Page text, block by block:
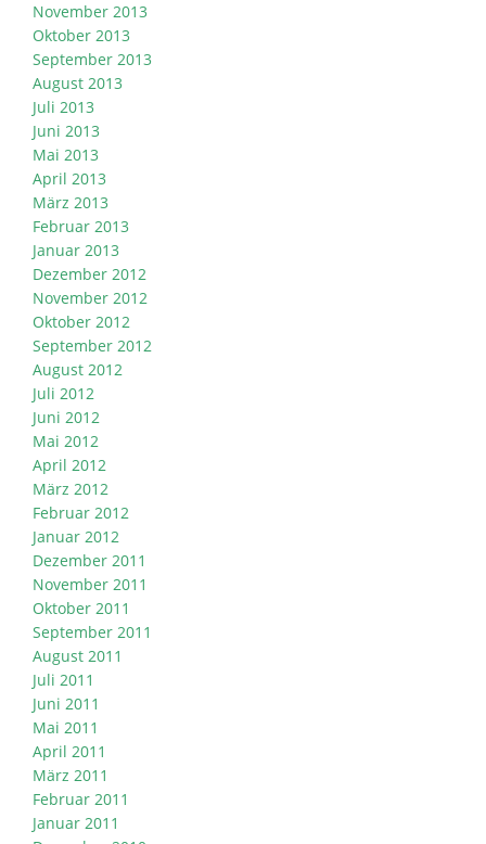
November 2013
Oktober 2013
September 2013
August 2013
Juli 2013
Juni 2013
Mai 2013
April 2013
März 2013
Februar 2013
Januar 2013
Dezember 2012
November 2012
Oktober 2012
September 2012
August 2012
Juli 2012
Juni 2012
Mai 2012
April 2012
März 2012
Februar 2012
Januar 2012
Dezember 2011
November 2011
Oktober 2011
September 2011
August 2011
Juli 2011
Juni 2011
Mai 2011
April 2011
März 2011
Februar 2011
Januar 2011